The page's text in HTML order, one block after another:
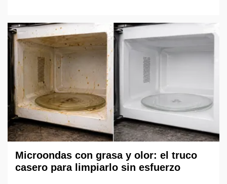
Microondas con grasa y olor: el truco
casero para limpiarlo sin esfuerzo